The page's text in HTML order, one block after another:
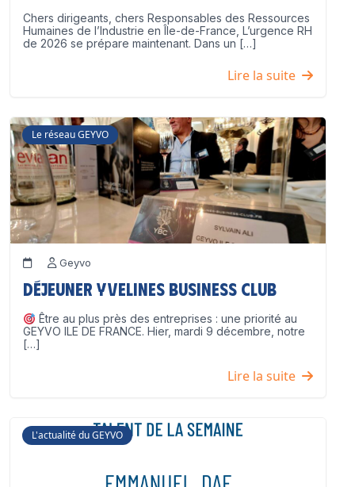
Chers dirigeants, chers Responsables des Ressources
Humaines de l’Industrie en Île-de-France, L’urgence RH
de 2026 se prépare maintenant. Dans un […]
Lire la suite
Le réseau GEYVO
Geyvo
Déjeuner Yvelines Business Club
Être au plus près des entreprises : une priorité au
GEYVO ILE DE FRANCE. Hier, mardi 9 décembre, notre
[…]
Lire la suite
L'actualité du GEYVO